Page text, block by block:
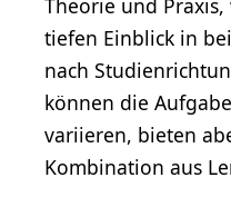
Theorie und
tiefen Einblick in
nach
können die
variieren, bieten
Kombination aus